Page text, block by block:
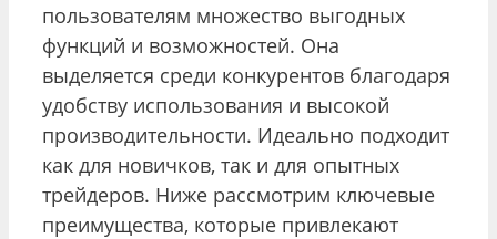
пользователям множество выгодных
функций и возможностей. Она
выделяется среди конкурентов благодаря
удобству использования и высокой
производительности. Идеально подходит
как для новичков, так и для опытных
трейдеров. Ниже рассмотрим ключевые
преимущества, которые привлекают